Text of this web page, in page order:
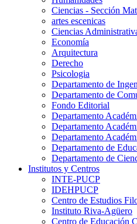
Ciencias - Sección
artes escenicas
Ciencias
Economía
Arquitectura
Derecho
Psicologia
Departamento de
Departamento de
Fondo Editorial
Departamento
Departamento
Departamento
Departamento de
Departamento de
Institutos y Centros
INTE-PUCP
IDEHPUCP
Centro de Estudios
Instituto Riva-Agüero
Centro de Educación